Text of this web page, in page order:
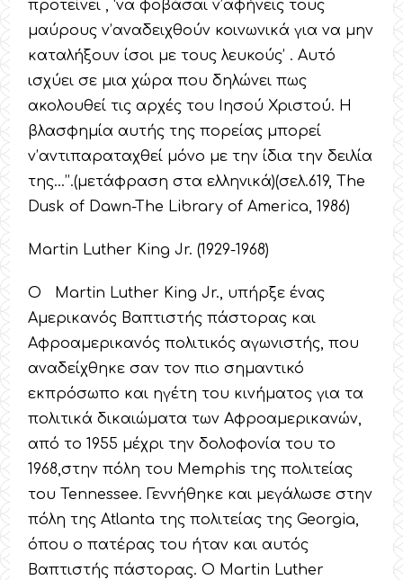
προτείνει , ‘να φοβάσαι ν’αφήνεις τους
μαύρους ν’αναδειχθούν κοινωνικά για να μην
καταλήξουν ίσοι με τους λευκούς’ . Αυτό
ισχύει σε μια χώρα που δηλώνει πως
ακολουθεί τις αρχές του Ιησού Χριστού. Η
βλασφημία αυτής της πορείας μπορεί
ν’αντιπαραταχθεί μόνο με την ίδια την δειλία
της…’’.(μετάφραση στα ελληνικά)(σελ.619, The
Dusk of Dawn-The Library of America, 1986)
Martin Luther King Jr. (1929-1968)
O Martin Luther King Jr., υπήρξε ένας
Αμερικανός Βαπτιστής πάστορας και
Αφροαμερικανός πολιτικός αγωνιστής, που
αναδείχθηκε σαν τον πιο σημαντικό
εκπρόσωπο και ηγέτη του κινήματος για τα
πολιτικά δικαιώματα των Αφροαμερικανών,
από το 1955 μέχρι την δολοφονία του το
1968,στην πόλη του Memphis της πολιτείας
του Tennessee. Γεννήθηκε και μεγάλωσε στην
πόλη της Atlanta της πολιτείας της Georgia,
όπου ο πατέρας του ήταν και αυτός
Βαπτιστής πάστορας. O Martin Luther